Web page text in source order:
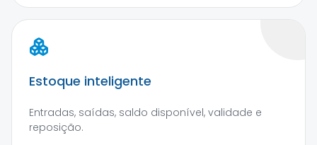
Estoque inteligente
Entradas, saídas, saldo disponível, validade e
reposição.